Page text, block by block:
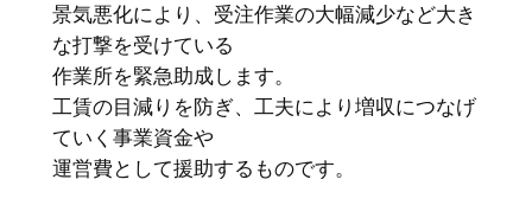
景気悪化により、受注作業の大幅減少など大き
な打撃を受けている
作業所を緊急助成します。
工賃の目減りを防ぎ、工夫により増収につなげ
ていく事業資金や
運営費として援助するものです。